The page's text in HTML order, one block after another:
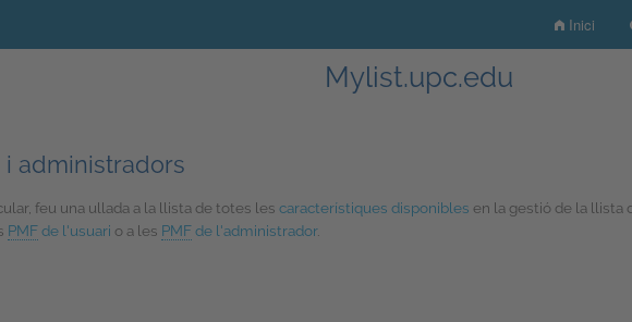
Inici
Mylist.upc.edu
i administradors
feu una ullada a la llista de totes les característiques disponibles en la gestió de la llista
PMFde l'usuari o a les PMFde l'administrador.